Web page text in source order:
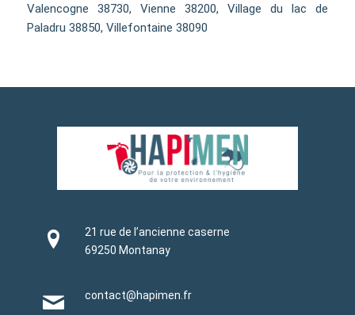
Valencogne 38730, Vienne 38200, Village du lac de
Paladru 38850, Villefontaine 38090
21 rue de l’ancienne caserne
69250 Montanay
contact@hapimen.fr